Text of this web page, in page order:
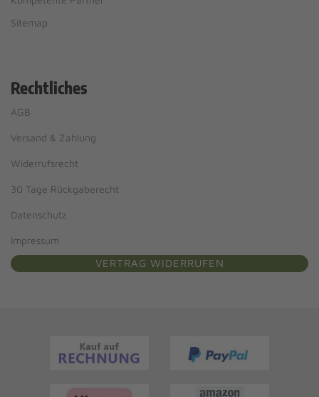
Sitemap
Rechtliches
AGB
Versand & Zahlung
Widerrufsrecht
30 Tage Rückgaberecht
Datenschutz
Impressum
VERTRAG WIDERRUFEN